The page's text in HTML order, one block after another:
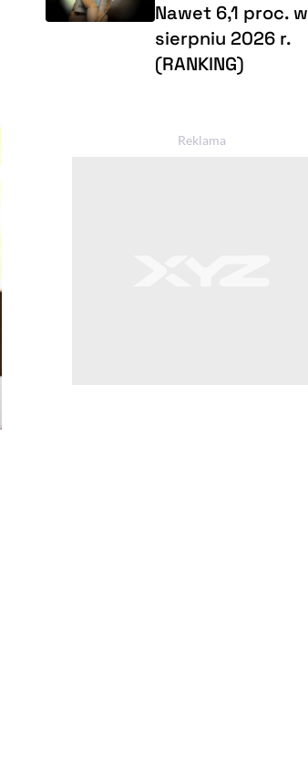
Nawet 6,1 proc. w
sierpniu 2026 r.
(RANKING)